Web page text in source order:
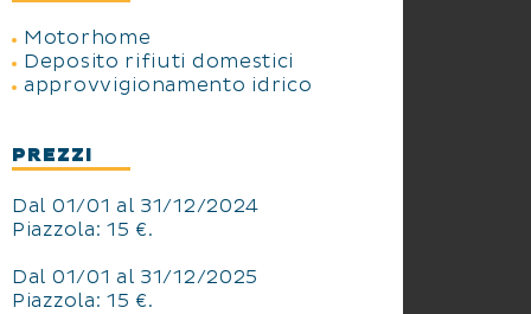
Motorhome
Deposito rifiuti domestici
approvvigionamento idrico
PREZZI
Dal 01/01 al 31/12/2024
Piazzola: 15 €.
Dal 01/01 al 31/12/2025
Piazzola: 15 €.